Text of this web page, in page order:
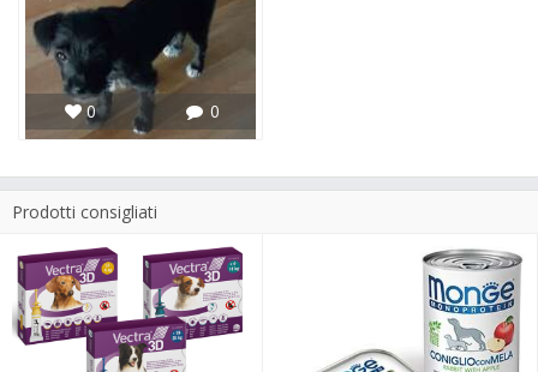
0 0
Prodotti consigliati